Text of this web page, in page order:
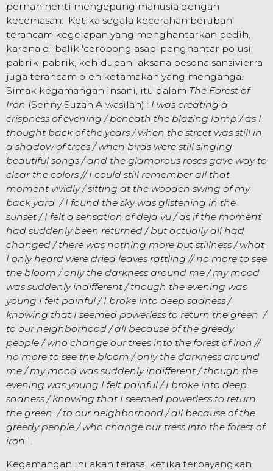
pernah henti mengepung manusia dengan
kecemasan. Ketika segala kecerahan berubah
terancam kegelapan yang menghantarkan pedih,
karena di balik 'cerobong asap' penghantar polusi
pabrik-pabrik, kehidupan laksana pesona sansivierra
juga terancam oleh ketamakan yang menganga.
Simak kegamangan insani, itu dalam The Forest of
Iron (Senny Suzan Alwasilah) : I was creating a
crispness of evening / beneath the blazing lamp / as I
thought back of the years / when the street was still in
a shadow of trees / when birds were still singing
beautiful songs / and the glamorous roses gave way to
clear the colors // I could still remember all that
moment vividly / sitting at the wooden swing of my
back yard / I found the sky was glistening in the
sunset / I felt a sensation of deja vu / as if the moment
had suddenly been returned / but actually all had
changed / there was nothing more but stillness / what
I only heard were dried leaves rattling // no more to see
the bloom / only the darkness around me / my mood
was suddenly indifferent / though the evening was
young I felt painful / I broke into deep sadness /
knowing that I seemed powerless to return the green /
to our neighborhood / all because of the greedy
people / who change our trees into the forest of iron //
no more to see the bloom / only the darkness around
me / my mood was suddenly indifferent / though the
evening was young I felt painful / I broke into deep
sadness / knowing that I seemed powerless to return
the green / to our neighborhood / all because of the
greedy people / who change our tress into the forest of
iron |.
Kegamangan ini akan terasa, ketika terbayangkan